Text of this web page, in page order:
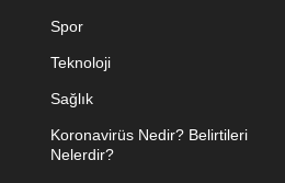
Spor
Teknoloji
Sağlık
Koronavirüs Nedir? Belirtileri
Nelerdir?